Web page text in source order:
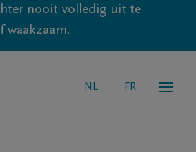
nooit volledig uit te
NL FR